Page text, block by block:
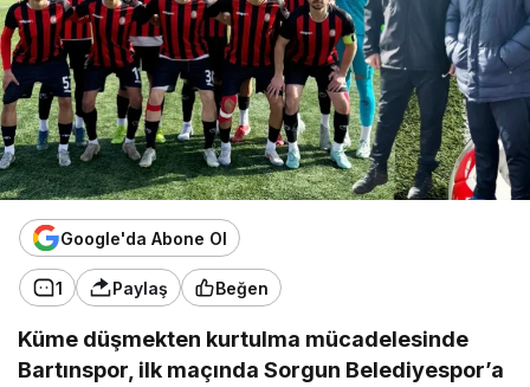
Google'da Abone Ol
1 Paylaş Beğen
Küme düşmekten kurtulma mücadelesinde
Bartınspor, ilk maçında Sorgun Belediyespor’a